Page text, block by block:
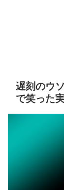
遅刻のウ
で笑った